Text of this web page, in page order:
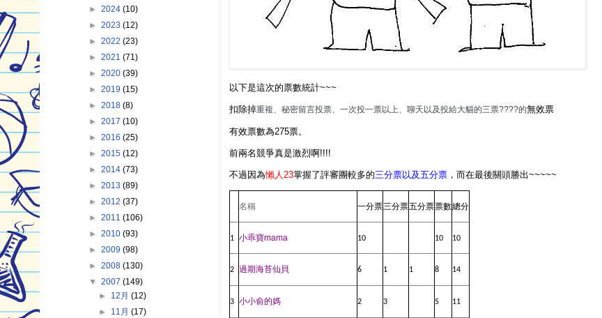
以下是這次的票數統計~~~
扣除掉重複、秘密留言投票、一次投一票以上、聊天以及投給大貓的三票????的無效票
有效票數為275票。
前兩名競爭真是激烈啊!!!!
不過因為懶人23掌握了評審團較多的三分票以及五分票 ，而在最後關頭勝出~~~~~
名稱 一分票三分票五分票票數總分
1 小乖寶mama 10 10 10
2 過期海苔仙貝 6 1 1 8 14
3 小小俞的媽 2 3 5 11
► 2024 (10)
► 2023 (12)
► 2022 (23)
► 2021 (71)
► 2020 (39)
► 2019 (15)
► 2018 (8)
► 2017 (10)
► 2016 (25)
► 2015 (12)
► 2014 (73)
► 2013 (89)
► 2012 (37)
► 2011 (106)
► 2010 (93)
► 2009 (98)
► 2008 (130)
▼ 2007 (149)
► 12月(12)
► 11月(17)